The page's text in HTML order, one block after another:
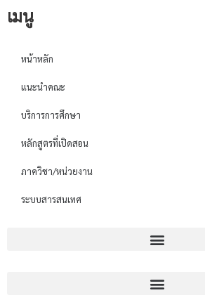
เมนู
หน้าหลัก
แนะนำคณะ
บริการการศึกษา
หลักสูตรที่เปิดสอน
ภาควิชา/หน่วยงาน
ระบบสารสนเทศ